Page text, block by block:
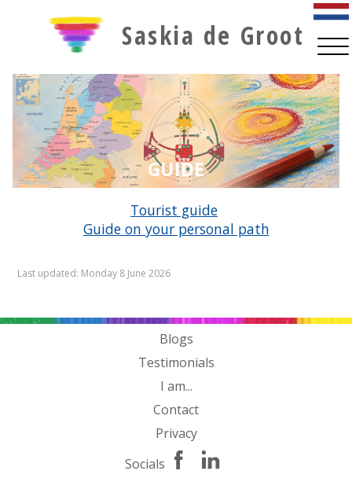
Saskia de Groot
Tourist guide
Guide on your personal path
Blogs
Testimonials
I am...
Contact
Privacy
Socials